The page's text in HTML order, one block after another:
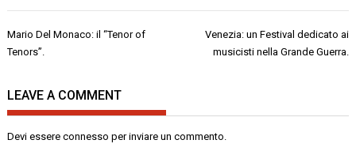
Navigazione
articoli
Mario Del Monaco: il “Tenor of
Tenors”.
Venezia: un Festival dedicato ai
musicisti nella Grande Guerra.
LEAVE A COMMENT
Devi essereconnesso per inviare un commento.